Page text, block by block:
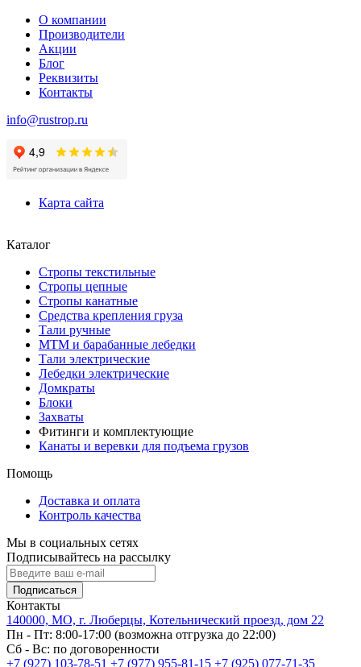
О компании
Производители
Акции
Блог
Реквизиты
Контакты
info@rustrop.ru
Карта сайта
Каталог
Стропы текстильные
Стропы цепные
Стропы канатные
Средства крепления груза
Тали ручные
МТМ и барабанные лебедки
Тали электрические
Лебедки электрические
Домкраты
Блоки
Захваты
Фитинги и комплектующие
Канаты и веревки для подъема грузов
Помощь
Доставка и оплата
Контроль качества
Мы в социальных сетях
Подписывайтесь на рассылку
Подписаться
Контакты
140000, МО, г. Люберцы, Котельнический проезд, дом 22
Пн - Пт: 8:00-17:00 (возможна отгрузка до 22:00)
Сб - Вс: по договоренности
+7 (927) 103-78-51 +7 (977) 955-81-15 +7 (925) 077-71-35